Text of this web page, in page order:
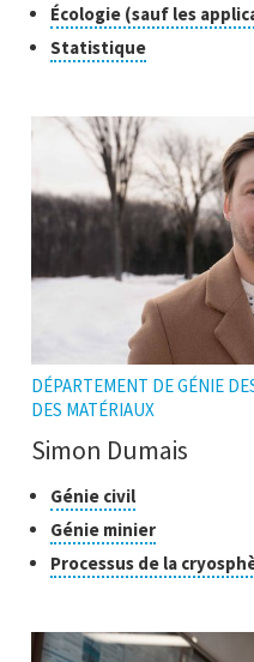
Classes
de
recherche
Écologie (sauf les
StatistiqueCliquer
l'infobulle
DÉPARTEMENT DE GÉNIE
DES MATÉRIAUX
Simon Dumais
Classes
de
recherche
Génie civilCliquer
pour
ouvrir
l'infobulle
Génie minierCliquer
pour
ouvrir
Processus de la